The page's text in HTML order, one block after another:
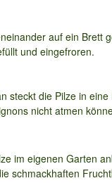
auf ein Brett
und eingefroren.
steckt die Pilze in
nicht atmen
im eigenen Garten
schmackhaften